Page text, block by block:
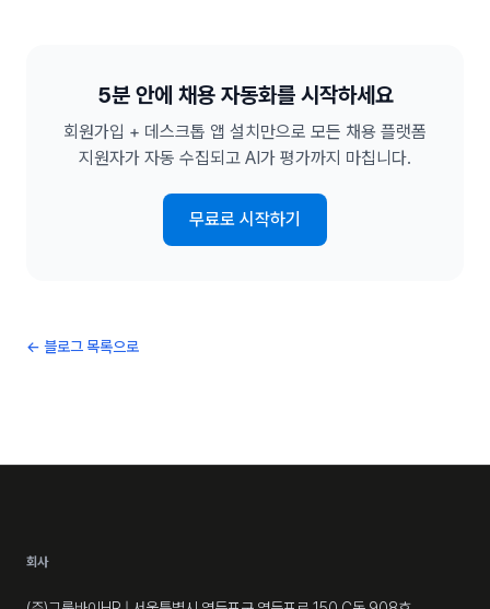
5분 안에 채용 자동화를 시작하세요
회원가입 + 데스크톱 앱 설치만으로 모든 채용 플랫폼
지원자가 자동 수집되고 AI가 평가까지 마칩니다.
무료로 시작하기
← 블로그 목록으로
회사